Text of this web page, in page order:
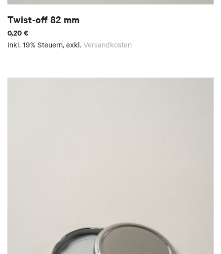
Twist-off 82 mm
0,20 €
Inkl. 19% Steuern, exkl. Versandkosten